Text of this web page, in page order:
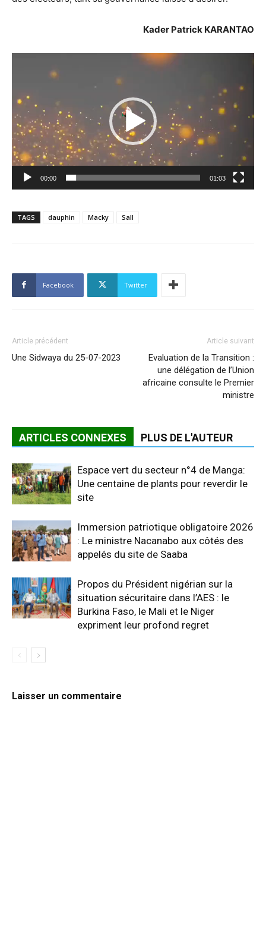
Kader Patrick KARANTAO
Lecteur
00:00 01:03
TAGS dauphin Macky Sall
Facebook Twitter
Article précédent
Une Sidwaya du 25-07-2023
Article suivant
Evaluation de la Transition :
une délégation de l’Union
africaine consulte le Premier
ministre
ARTICLES CONNEXES PLUS DE L'AUTEUR
Espace vert du secteur n°4 de Manga:
Une centaine de plants pour reverdir le
site
Immersion patriotique obligatoire 2026
: Le ministre Nacanabo aux côtés des
appelés du site de Saaba
Propos du Président nigérian sur la
situation sécuritaire dans l’AES : le
Burkina Faso, le Mali et le Niger
expriment leur profond regret
Laisser un commentaire